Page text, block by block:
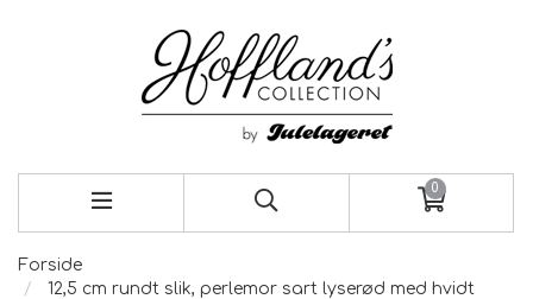
0
Forside
12,5 cm rundt slik, perlemor sart lyserød med hvidt